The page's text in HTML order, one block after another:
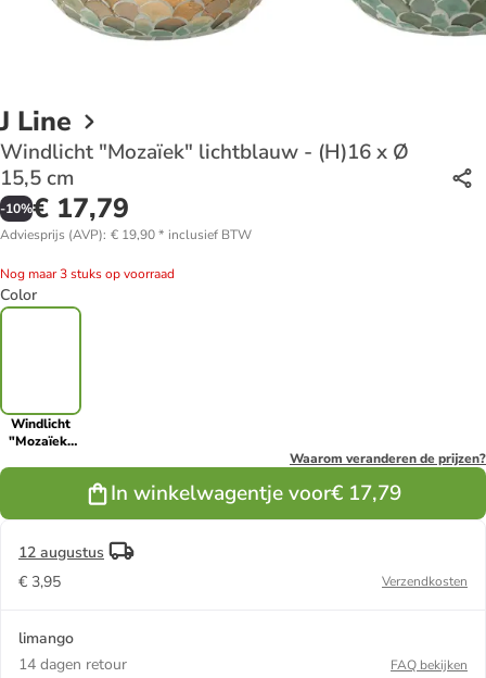
J Line
Windlicht "Mozaïek" lichtblauw - (H)16 x Ø
15,5 cm
-10%€ 17,79
Adviesprijs (AVP): € 19,90* inclusief BTW
Nog maar 3 stuks op voorraad
Color
Windlicht
"Mozaïek"
Waarom veranderen de prijzen?
In winkelwagentje voor€ 17,79
12 augustus
€ 3,95
Verzendkosten
limango
14 dagen retour
FAQ bekijken